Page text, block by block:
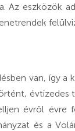
Az eszközök
van, így a
évtizedes
évről évre
és a